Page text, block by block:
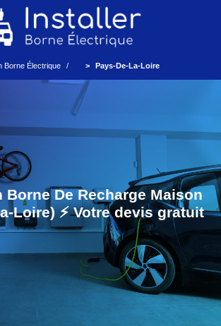
Borne Électrique Pays-De-La-Loire
Borne De Recharge Maison
Loire) ⚡️ Votre devis gratuit